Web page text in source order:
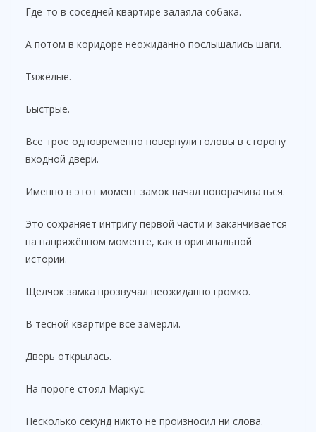
Где-то в соседней квартире залаяла собака.
А потом в коридоре неожиданно послышались шаги.
Тяжёлые.
Быстрые.
Все трое одновременно повернули головы в сторону
входной двери.
Именно в этот момент замок начал поворачиваться.
Это сохраняет интригу первой части и заканчивается
на напряжённом моменте, как в оригинальной
истории.
Щелчок замка прозвучал неожиданно громко.
В тесной квартире все замерли.
Дверь открылась.
На пороге стоял Маркус.
Несколько секунд никто не произносил ни слова.